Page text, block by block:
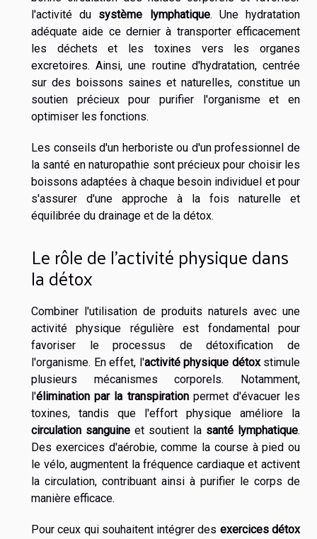
l'activité du système lymphatique. Une hydratation
adéquate aide ce dernier à transporter efficacement
les déchets et les toxines vers les organes
excretoires. Ainsi, une routine d'hydratation, centrée
sur des boissons saines et naturelles, constitue un
soutien précieux pour purifier l'organisme et en
optimiser les fonctions.
Les conseils d'un herboriste ou d'un professionnel de
la santé en naturopathie sont précieux pour choisir les
boissons adaptées à chaque besoin individuel et pour
s'assurer d'une approche à la fois naturelle et
équilibrée du drainage et de la détox.
Le rôle de l'activité physique dans
la détox
Combiner l'utilisation de produits naturels avec une
activité physique régulière est fondamental pour
favoriser le processus de détoxification de
l'organisme. En effet, l'activité physique détoxstimule
plusieurs mécanismes corporels. Notamment,
l'élimination par la transpirationpermet d'évacuer les
toxines, tandis que l'effort physique améliore la
circulation sanguine et soutient la santé lymphatique.
Des exercices d'aérobie, comme la course à pied ou
le vélo, augmentent la fréquence cardiaque et activent
la circulation, contribuant ainsi à purifier le corps de
manière efficace.
Pour ceux qui souhaitent intégrer des exercices détox